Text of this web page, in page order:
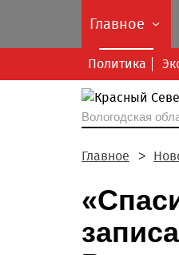
Главное
Политика
Вологодская
Главное